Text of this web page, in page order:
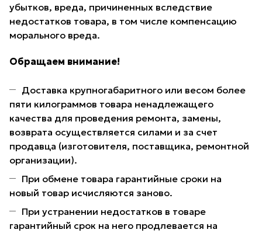
убытков, вреда, причиненных вследствие
недостатков товара, в том числе компенсацию
морального вреда.
Обращаем внимание!
Доставка крупногабаритного или весом более
пяти килограммов товара ненадлежащего
качества для проведения ремонта, замены,
возврата осуществляется силами и за счет
продавца (изготовителя, поставщика, ремонтной
организации).
При обмене товара гарантийные сроки на
новый товар исчисляются заново.
При устранении недостатков в товаре
гарантийный срок на него продлевается на